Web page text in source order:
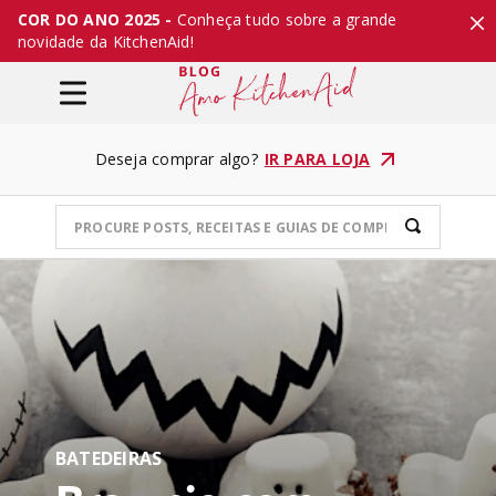
COR DO ANO 2025 - Conheça tudo sobre a grande
novidade da KitchenAid!
Deseja comprar algo? IR PARA LOJA
BATEDEIRAS